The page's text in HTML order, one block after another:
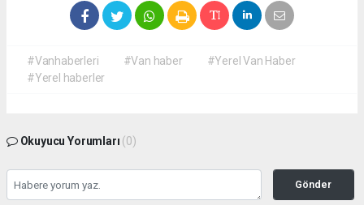
#Vanhaberleri #Van haber
#Yerel Van Haber
#Yerel haberler
Okuyucu Yorumları (0)
Gönder